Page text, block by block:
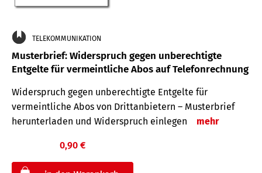
TELEKOMMUNIKATION
Musterbrief: Widerspruch gegen unberechtigte
Entgelte für vermeintliche Abos auf Telefonrechnung
Widerspruch gegen unberechtigte Entgelte für
vermeintliche Abos von Drittanbietern – Musterbrief
herunterladen und Widerspruch einlegen
mehr
0,90 €